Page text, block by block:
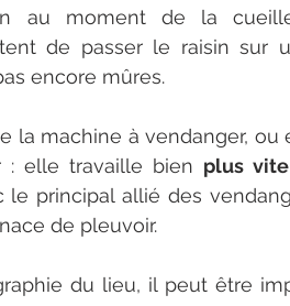
au moment de la
de passer le raisin sur
encore mûres.
la machine à vendanger,
: elle travaille bien plus vite
le principal allié des
de pleuvoir.
du lieu, il peut être